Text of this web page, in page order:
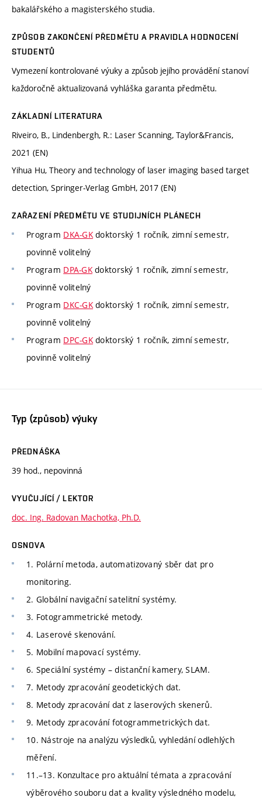
bakalářského a magisterského studia.
ZPŮSOB ZAKONČENÍ PŘEDMĚTU A PRAVIDLA HODNOCENÍ
STUDENTŮ
Vymezení kontrolované výuky a způsob jejího provádění stanoví
každoročně aktualizovaná vyhláška garanta předmětu.
ZÁKLADNÍ LITERATURA
Riveiro, B., Lindenbergh, R.: Laser Scanning, Taylor&Francis,
2021 (EN)
Yihua Hu, Theory and technology of laser imaging based target
detection, Springer-Verlag GmbH, 2017 (EN)
ZAŘAZENÍ PŘEDMĚTU VE STUDIJNÍCH PLÁNECH
Program DKA-GKdoktorský 1 ročník, zimní semestr,
povinně volitelný
Program DPA-GKdoktorský 1 ročník, zimní semestr,
povinně volitelný
Program DKC-GKdoktorský 1 ročník, zimní semestr,
povinně volitelný
Program DPC-GKdoktorský 1 ročník, zimní semestr,
povinně volitelný
Typ (způsob) výuky
PŘEDNÁŠKA
39 hod., nepovinná
VYUČUJÍCÍ / LEKTOR
doc. Ing. Radovan Machotka, Ph.D.
OSNOVA
1. Polární metoda, automatizovaný sběr dat pro
monitoring.
2. Globální navigační satelitní systémy.
3. Fotogrammetrické metody.
4. Laserové skenování.
5. Mobilní mapovací systémy.
6. Speciální systémy – distanční kamery, SLAM.
7. Metody zpracování geodetických dat.
8. Metody zpracování dat z laserových skenerů.
9. Metody zpracování fotogrammetrických dat.
10. Nástroje na analýzu výsledků, vyhledání odlehlých
měření.
11.–13. Konzultace pro aktuální témata a zpracování
výběrového souboru dat a kvality výsledného modelu,